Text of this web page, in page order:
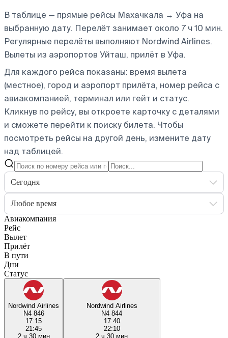
В таблице — прямые рейсы Махачкала → Уфа на
выбранную дату. Перелёт занимает около 7 ч 10 мин.
Регулярные перелёты выполняют Nordwind Airlines.
Вылеты из аэропортов Уйташ, прилёт в Уфа.
Для каждого рейса показаны: время вылета
(местное), город и аэропорт прилёта, номер рейса с
авиакомпанией, терминал или гейт и статус.
Кликнув по рейсу, вы откроете карточку с деталями
и сможете перейти к поиску билета. Чтобы
посмотреть рейсы на другой день, измените дату
над таблицей.
Сегодня
Любое время
Авиакомпания
Рейс
Вылет
Прилёт
В пути
Дни
Статус
Nordwind Airlines
N4 846
17:15
21:45
2 ч 30 мин
Nordwind Airlines
N4 844
17:40
22:10
2 ч 30 мин